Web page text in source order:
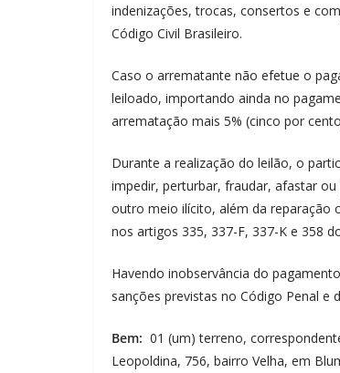
indenizações, trocas, consertos e
Código Civil Brasileiro.
Caso o arrematante não efetue o
leiloado, importando ainda no
arrematação mais 5% (cinco por
Durante a realização do leilão, o
impedir, perturbar, fraudar, afastar
outro meio ilícito, além da reparação
nos artigos 335, 337-F, 337-K e 358
Havendo inobservância do
sanções previstas no Código Penal e
Bem: 01 (um) terreno,
Leopoldina, 756, bairro Velha, em